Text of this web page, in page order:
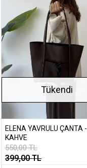
Tükendi
ELENA YAVRULU ÇANTA -
KAHVE
550,00 TL
399,00 TL